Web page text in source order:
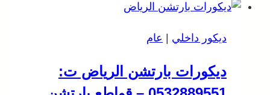
ديكور داخلي عام
ديكورات بارتشن الرياض ت: